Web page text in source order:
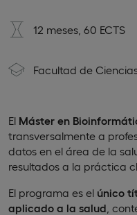
12 meses, 60 ECTS
Facultad de
El Máster en
transversalmente a
datos en el área de la
resultados a la práctica
El programa es el único
aplicado a la salud ,